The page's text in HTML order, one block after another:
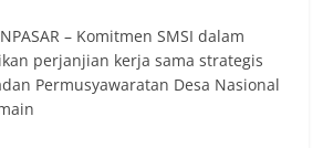
– Komitmen SMSI dalam
perjanjian kerja sama strategis
Permusyawaratan Desa Nasional